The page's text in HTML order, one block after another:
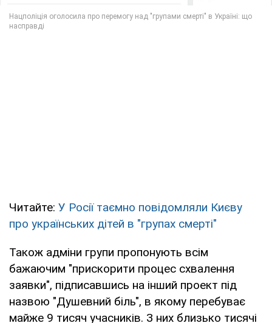
Читайте: У Росії таємно повідомляли Києву
про українських дітей в "групах смерті"
Також адміни групи пропонують всім
бажаючим "прискорити процес схвалення
заявки", підписавшись на інший проект під
назвою "Душевний біль", в якому перебуває
майже 9 тисяч учасників. З них близько тисячі